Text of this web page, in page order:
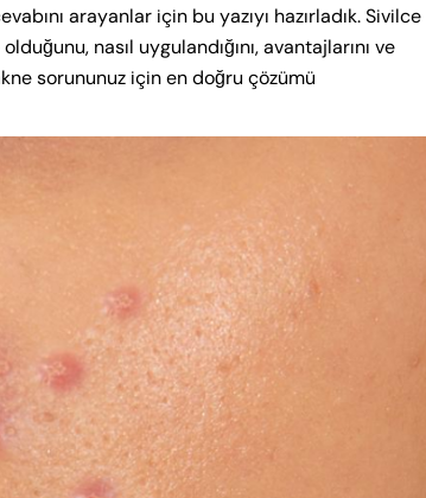
arayanlar için bu yazıyı hazırladık. Sivilce
nasıl uygulandığını, avantajlarını ve
sorununuz için en doğru çözümü